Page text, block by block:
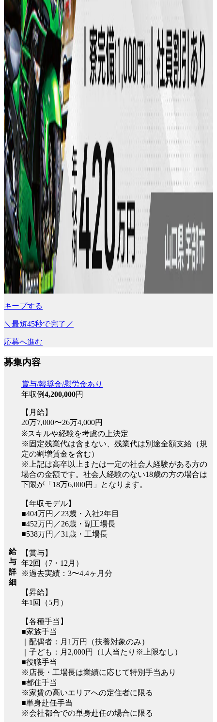
キープする
＼最短45秒で完了／
応募へ進む
募集内容
給
与
詳
細
賞与/報奨金/慰労金あり
年収例4,200,000円
【月給】
20万7,000〜26万4,000円
※スキルや経験を考慮の上決定
※固定残業代は含まない、残業代は別途全額支給（規
定の割増賃金を含む）
※上記は高卒以上または一定の社会人経験がある方の
場合の金額です。社会人経験のない18歳の方の場合は
下限が「18万6,000円」となります。
【年収モデル】
■404万円／23歳・入社2年目
■452万円／26歳・副工場長
■538万円／31歳・工場長
【賞与】
年2回（7・12月）
※過去実績：3〜4.4ヶ月分
【昇給】
年1回（5月）
【各種手当】
■家族手当
｜配偶者：月1万円（扶養対象のみ）
｜子ども：月2,000円（1人当たり※上限なし）
■役職手当
※店長・工場長は業績に応じて特別手当あり
■都住手当
※家賃の高いエリアへの定住者に限る
■単身赴任手当
※会社都合での単身赴任の場合に限る